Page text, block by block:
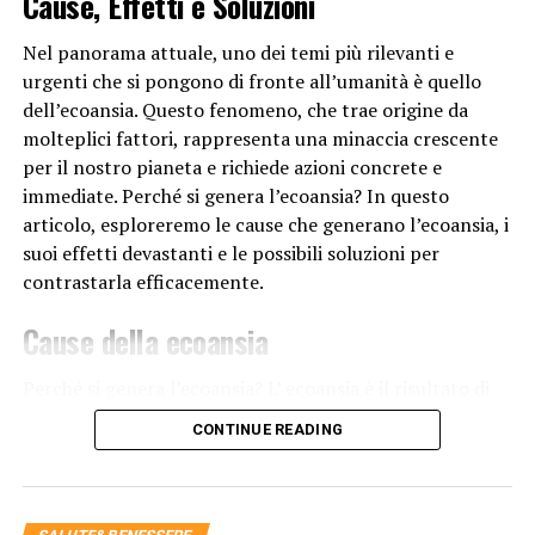
In sintesi, la chirurgia è necessaria per una varietà di
ragioni, tra cui trattare condizioni mediche gravi,
riparare lesioni da traumi, correggere malformazioni
congenite e apportare miglioramenti estetici. La sua
importanza risiede nella sua capacità di fornire soluzioni
concrete a problemi di salute che non possono essere
risolti con altri metodi medici.
RELATED TOPICS:
UP NEXT
DON'T MISS
periodici?
Nel panorama attuale, uno dei temi più rilevanti e
urgenti che si pongono di fronte all’umanità è quello
dell’ecoansia. Questo fenomeno, che trae origine da
molteplici fattori, rappresenta una minaccia crescente
per il nostro pianeta e richiede azioni concrete e
immediate. Perché si genera l’ecoansia? In questo
articolo, esploreremo le cause che generano l’ecoansia, i
suoi effetti devastanti e le possibili soluzioni per
contrastarla efficacemente.
Cause della ecoansia
una serie di comportamenti umanie pratiche
industriali che mettono a repentaglio gli equilibri
CONTINUE READING